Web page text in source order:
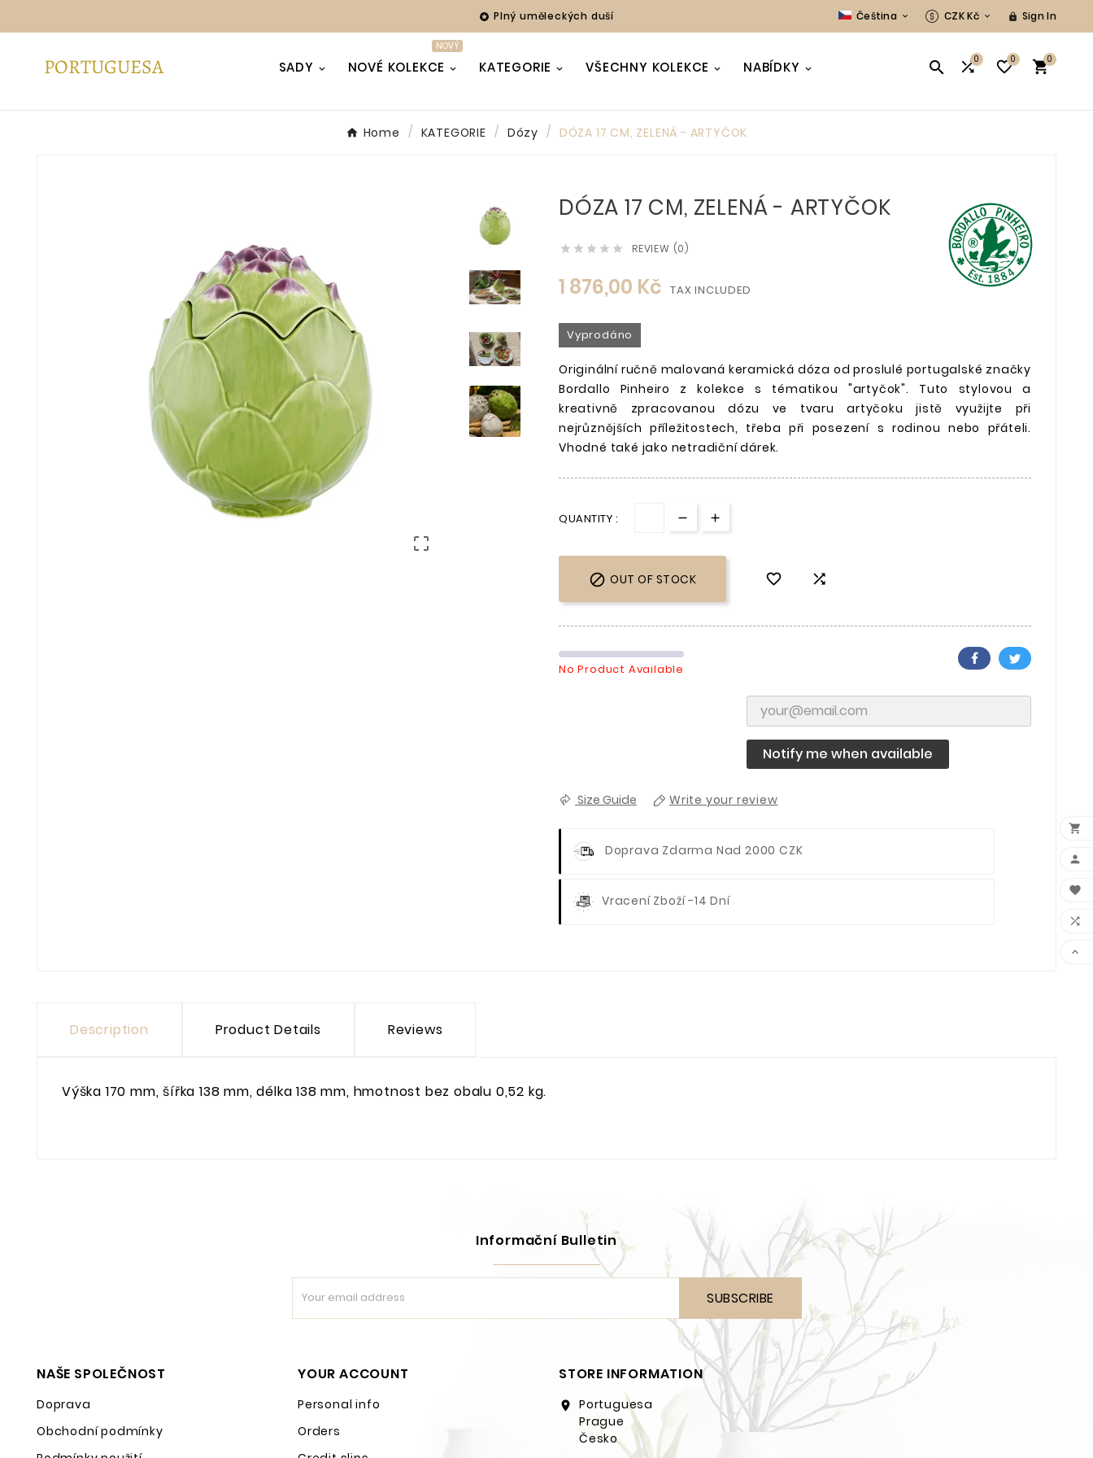
 Plný uměleckých duší Čeština  CZK Kč   Sign In
SADY NOVÉ KOLEKCE
NOVÝ
KATEGORIE VŠECHNY KOLEKCE NABÍDKY  0 0 0
Home KATEGORIE Dózy DÓZA 17 CM, ZELENÁ - ARTYČOK

DÓZA 17 CM, ZELENÁ - ARTYČOK
     REVIEW (0)
1 876,00 Kč TAX INCLUDED
Vyprodáno
Originální ručně malovaná keramická dóza od proslulé portugalské značky
Bordallo Pinheiro z kolekce s tématikou "artyčok". Tuto stylovou a
kreativně zpracovanou dózu ve tvaru artyčoku jistě využijte při
nejrůznějších příležitostech, třeba při posezení s rodinou nebo přáteli.
Vhodné také jako netradiční dárek.
QUANTITY :
 OUT OF STOCK  
No Product Available
Notify me when available
Size Guide Write your review
Doprava Zdarma Nad 2000 CZK
Vracení Zboží -14 Dní
Description Product Details Reviews
Výška 170 mm, šířka 138 mm, délka 138 mm, hmotnost bez obalu 0,52 kg.
Informační Bulletin
SUBSCRIBE
NAŠE SPOLEČNOST
Doprava
Obchodní podmínky
YOUR ACCOUNT
Personal info
Orders
STORE INFORMATION
location_on
Portuguesa
Prague
Česko




